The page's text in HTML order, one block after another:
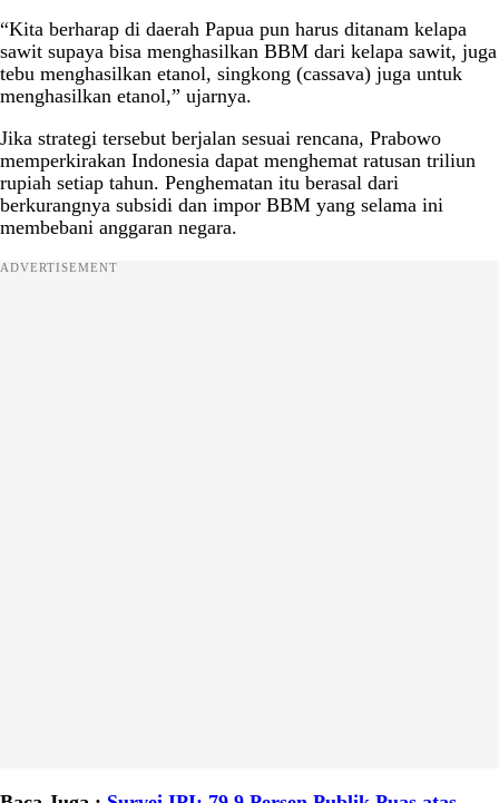
“Kita berharap di daerah Papua pun harus ditanam kelapa
sawit supaya bisa menghasilkan BBM dari kelapa sawit, juga
tebu menghasilkan etanol, singkong (cassava) juga untuk
menghasilkan etanol,” ujarnya.
Jika strategi tersebut berjalan sesuai rencana, Prabowo
memperkirakan Indonesia dapat menghemat ratusan triliun
rupiah setiap tahun. Penghematan itu berasal dari
berkurangnya subsidi dan impor BBM yang selama ini
membebani anggaran negara.
ADVERTISEMENT